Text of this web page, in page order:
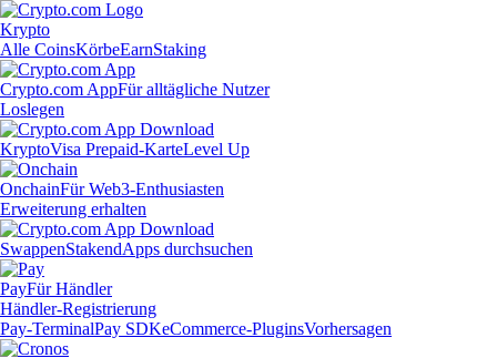
Krypto
Alle CoinsKörbeEarnStaking
Crypto.com AppFür alltägliche Nutzer
Loslegen
KryptoVisa Prepaid-KarteLevel Up
OnchainFür Web3-Enthusiasten
Erweiterung erhalten
SwappenStakendApps durchsuchen
PayFür Händler
Händler-Registrierung
Pay-TerminalPay SDKeCommerce-PluginsVorhersagen